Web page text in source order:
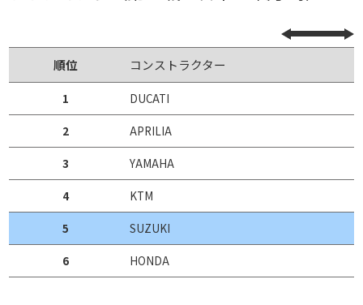
順位 コンストラクター
1 DUCATI
2 APRILIA
3 YAMAHA
4 KTM
5 SUZUKI
6 HONDA